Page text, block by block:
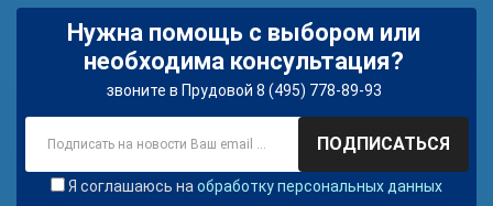
Нужна помощь с выбором или
необходима консультация?
звоните в Прудовой 8 (495) 778-89-93
ПОДПИСАТЬСЯ
Я соглашаюсь на обработку персональных данных